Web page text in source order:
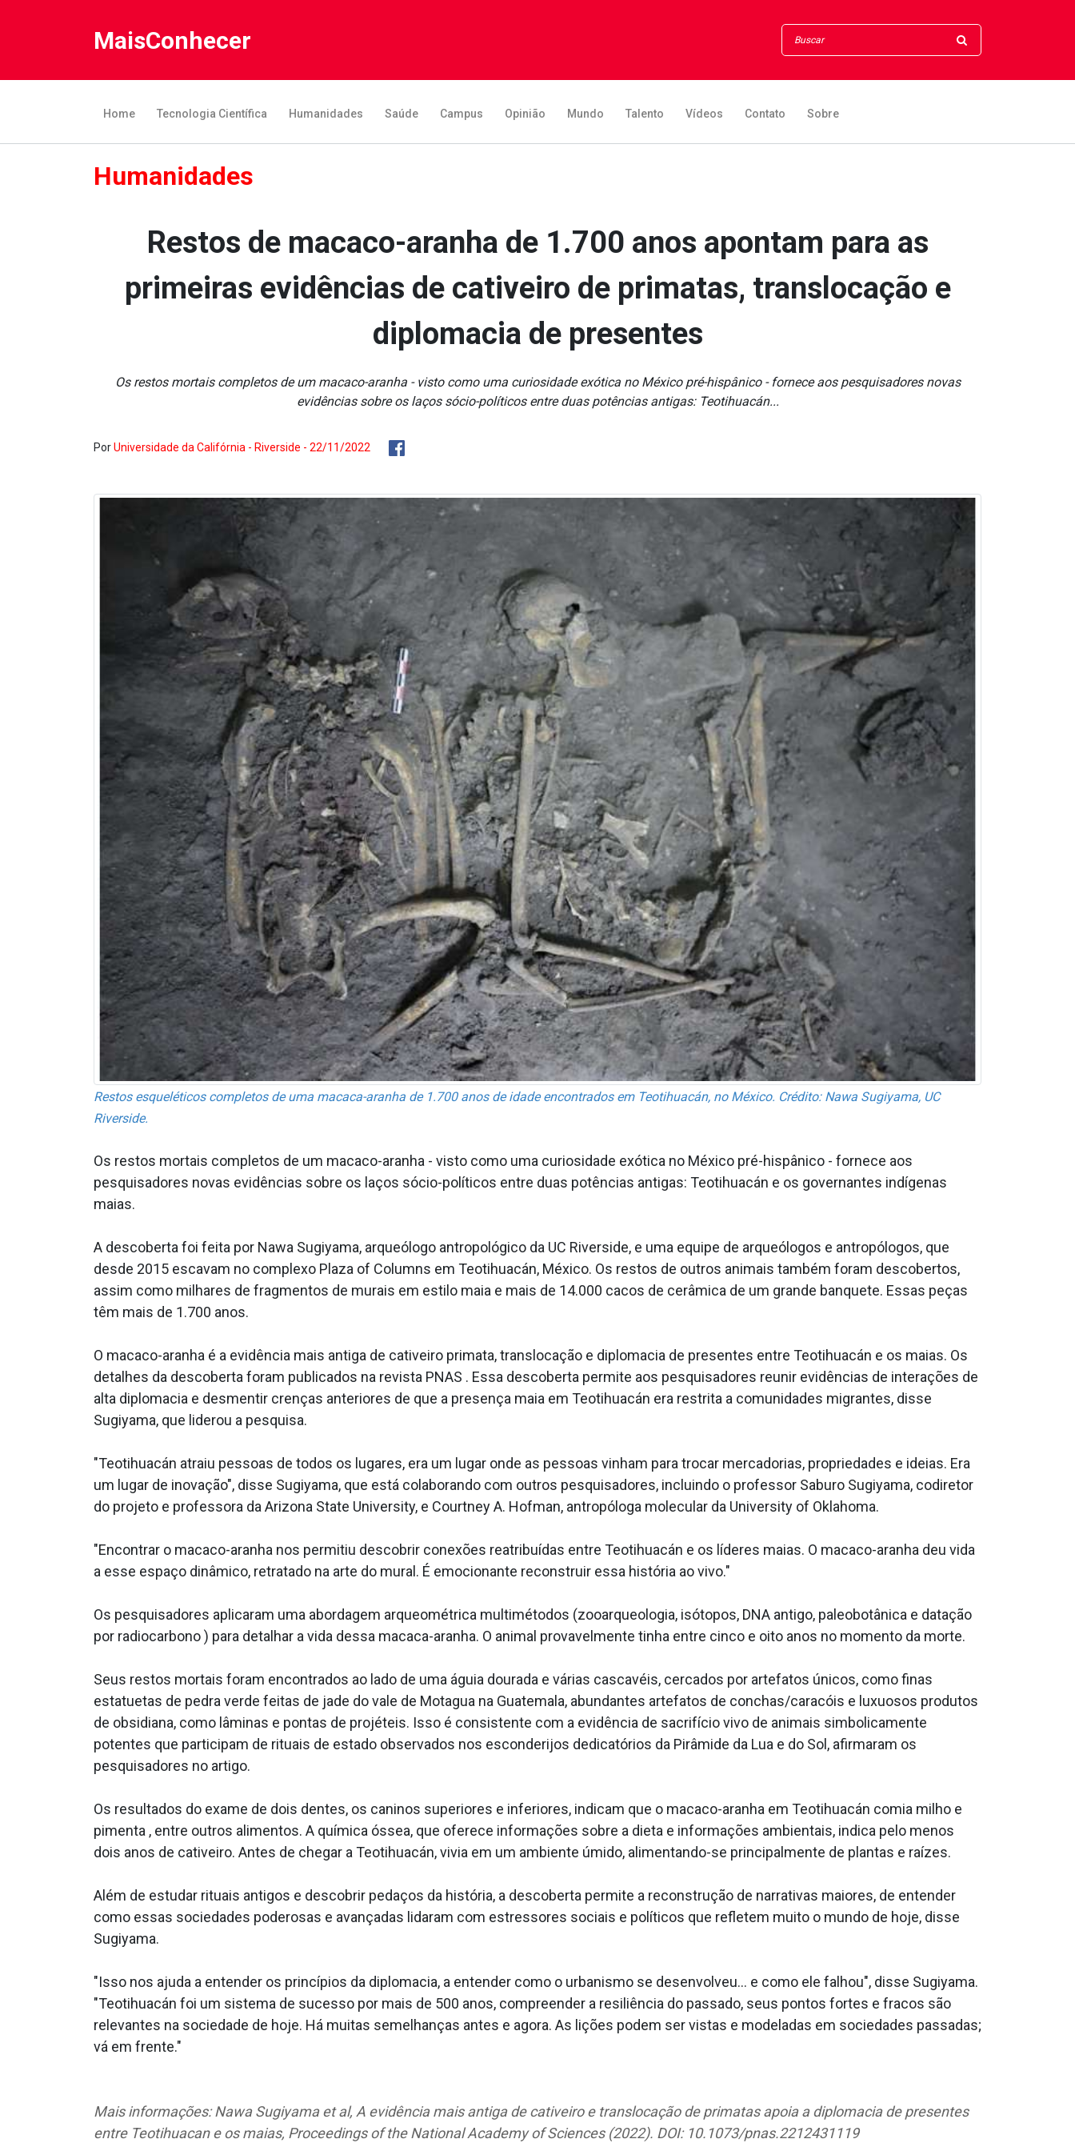
MaisConhecer
Home Tecnologia Científica Humanidades Saúde Campus Opinião Mundo Talento Vídeos Contato Sobre
Humanidades
Restos de macaco-aranha de 1.700 anos apontam para as
primeiras evidências de cativeiro de primatas, translocação e
diplomacia de presentes
Os restos mortais completos de um macaco-aranha - visto como uma curiosidade exótica no México pré-hispânico - fornece aos pesquisadores novas
evidências sobre os laços sócio-políticos entre duas potências antigas: Teotihuacán...
PorUniversidade da Califórnia - Riverside - 22/11/2022
Restos esqueléticos completos de uma macaca-aranha de 1.700 anos de idade encontrados em Teotihuacán, no México. Crédito: Nawa Sugiyama, UC
Riverside.
Os restos mortais completos de um macaco-aranha - visto como uma curiosidade exótica no México pré-hispânico - fornece aos
pesquisadores novas evidências sobre os laços sócio-políticos entre duas potências antigas: Teotihuacán e os governantes indígenas
maias.
A descoberta foi feita por Nawa Sugiyama, arqueólogo antropológico da UC Riverside, e uma equipe de arqueólogos e antropólogos, que
desde 2015 escavam no complexo Plaza of Columns em Teotihuacán, México. Os restos de outros animais também foram descobertos,
assim como milhares de fragmentos de murais em estilo maia e mais de 14.000 cacos de cerâmica de um grande banquete. Essas peças
têm mais de 1.700 anos.
O macaco-aranha é a evidência mais antiga de cativeiro primata, translocação e diplomacia de presentes entre Teotihuacán e os maias. Os
detalhes da descoberta foram publicados na revista PNAS . Essa descoberta permite aos pesquisadores reunir evidências de interações de
alta diplomacia e desmentir crenças anteriores de que a presença maia em Teotihuacán era restrita a comunidades migrantes, disse
Sugiyama, que liderou a pesquisa.
"Teotihuacán atraiu pessoas de todos os lugares, era um lugar onde as pessoas vinham para trocar mercadorias, propriedades e ideias. Era
um lugar de inovação", disse Sugiyama, que está colaborando com outros pesquisadores, incluindo o professor Saburo Sugiyama, codiretor
do projeto e professora da Arizona State University, e Courtney A. Hofman, antropóloga molecular da University of Oklahoma.
"Encontrar o macaco-aranha nos permitiu descobrir conexões reatribuídas entre Teotihuacán e os líderes maias. O macaco-aranha deu vida
a esse espaço dinâmico, retratado na arte do mural. É emocionante reconstruir essa história ao vivo."
Os pesquisadores aplicaram uma abordagem arqueométrica multimétodos (zooarqueologia, isótopos, DNA antigo, paleobotânica e datação
por radiocarbono ) para detalhar a vida dessa macaca-aranha. O animal provavelmente tinha entre cinco e oito anos no momento da morte.
Seus restos mortais foram encontrados ao lado de uma águia dourada e várias cascavéis, cercados por artefatos únicos, como finas
estatuetas de pedra verde feitas de jade do vale de Motagua na Guatemala, abundantes artefatos de conchas/caracóis e luxuosos produtos
de obsidiana, como lâminas e pontas de projéteis. Isso é consistente com a evidência de sacrifício vivo de animais simbolicamente
potentes que participam de rituais de estado observados nos esconderijos dedicatórios da Pirâmide da Lua e do Sol, afirmaram os
pesquisadores no artigo.
Os resultados do exame de dois dentes, os caninos superiores e inferiores, indicam que o macaco-aranha em Teotihuacán comia milho e
pimenta , entre outros alimentos. A química óssea, que oferece informações sobre a dieta e informações ambientais, indica pelo menos
dois anos de cativeiro. Antes de chegar a Teotihuacán, vivia em um ambiente úmido, alimentando-se principalmente de plantas e raízes.
Além de estudar rituais antigos e descobrir pedaços da história, a descoberta permite a reconstrução de narrativas maiores, de entender
como essas sociedades poderosas e avançadas lidaram com estressores sociais e políticos que refletem muito o mundo de hoje, disse
Sugiyama.
"Isso nos ajuda a entender os princípios da diplomacia, a entender como o urbanismo se desenvolveu... e como ele falhou", disse Sugiyama.
"Teotihuacán foi um sistema de sucesso por mais de 500 anos, compreender a resiliência do passado, seus pontos fortes e fracos são
relevantes na sociedade de hoje. Há muitas semelhanças antes e agora. As lições podem ser vistas e modeladas em sociedades passadas;
vá em frente."
Mais informações: Nawa Sugiyama et al, A evidência mais antiga de cativeiro e translocação de primatas apoia a diplomacia de presentes
entre Teotihuacan e os maias, Proceedings of the National Academy of Sciences (2022). DOI: 10.1073/pnas.2212431119